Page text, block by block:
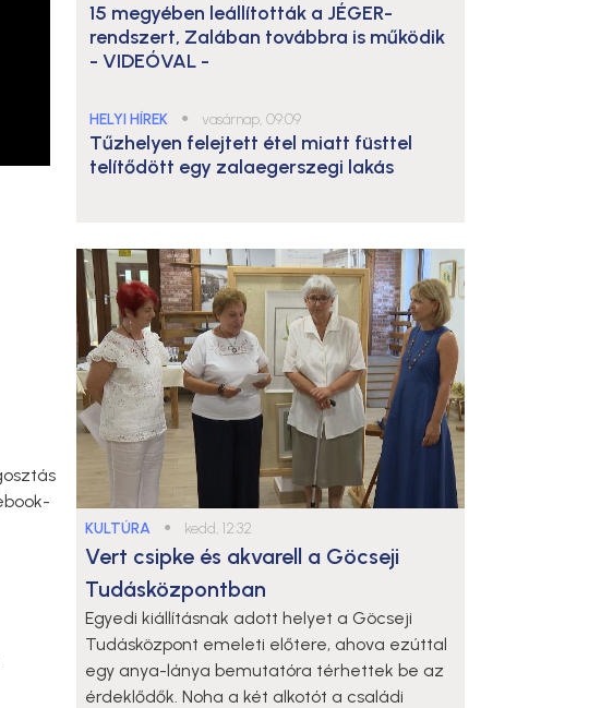
15 megyében leállították a JÉGER-
rendszert, Zalában továbbra is működik
- VIDEÓVAL -
HELYI HÍREK ● vasárnap, 09:09
Tűzhelyen felejtett étel miatt füsttel
telítődött egy zalaegerszegi lakás
KULTÚRA ● kedd, 12:32
Vert csipke és akvarell a Göcseji
Tudásközpontban
Egyedi kiállításnak adott helyet a Göcseji
Tudásközpont emeleti előtere, ahova ezúttal
egy anya-lánya bemutatóra térhettek be az
érdeklődők. Noha a két alkotót a családi